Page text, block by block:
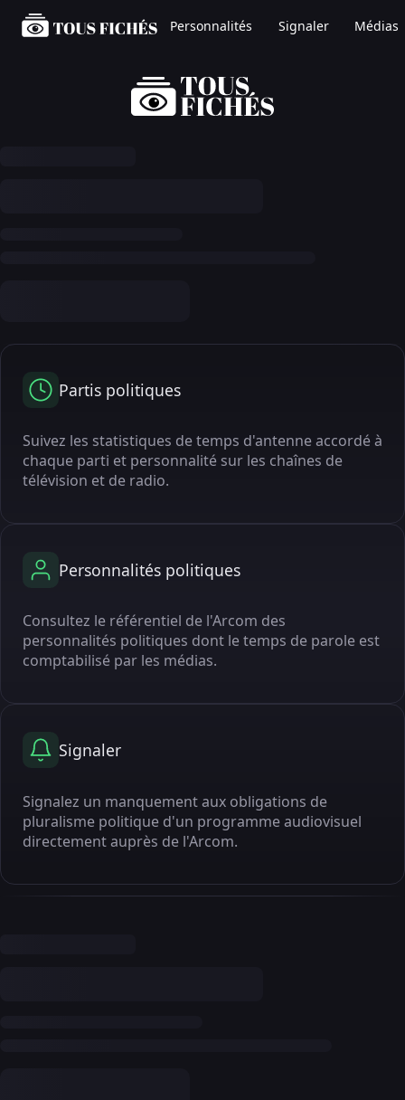
Personnalités Signaler Médias
Partis politiques
Suivez les statistiques de temps d'antenne accordé à
chaque parti et personnalité sur les chaînes de
télévision et de radio.
Personnalités politiques
Consultez le référentiel de l'Arcom des
personnalités politiques dont le temps de parole est
comptabilisé par les médias.
Signaler
Signalez un manquement aux obligations de
pluralisme politique d'un programme audiovisuel
directement auprès de l'Arcom.